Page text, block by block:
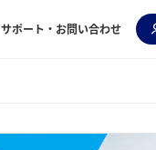
サポート・お問い合わせ